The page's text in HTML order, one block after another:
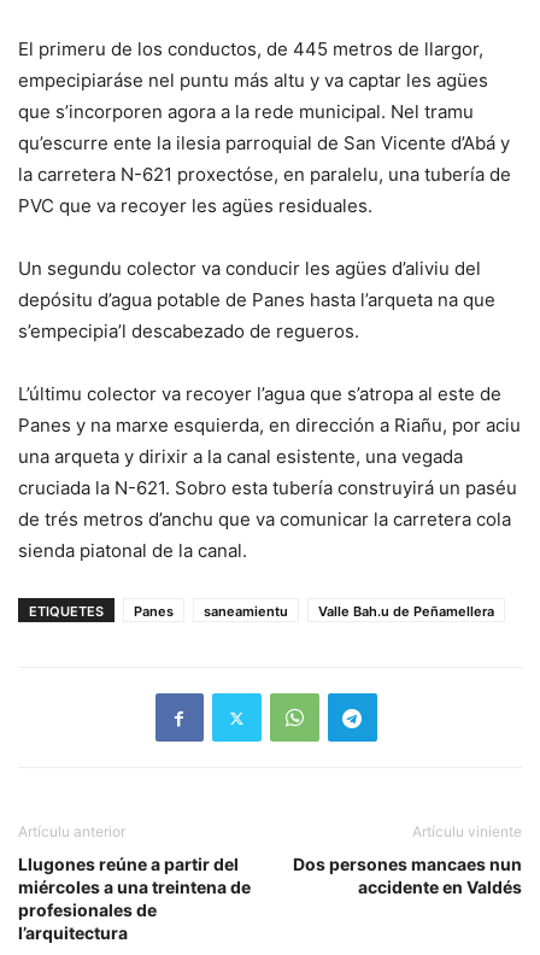
El primeru de los conductos, de 445 metros de llargor,
empecipiaráse nel puntu más altu y va captar les agües
que s’incorporen agora a la rede municipal. Nel tramu
qu’escurre ente la ilesia parroquial de San Vicente d’Abá y
la carretera N-621 proxectóse, en paralelu, una tubería de
PVC que va recoyer les agües residuales.
Un segundu colector va conducir les agües d’aliviu del
depósitu d’agua potable de Panes hasta l’arqueta na que
s’empecipia’l descabezado de regueros.
L’últimu colector va recoyer l’agua que s’atropa al este de
Panes y na marxe esquierda, en dirección a Riañu, por aciu
una arqueta y dirixir a la canal esistente, una vegada
cruciada la N-621. Sobro esta tubería construyirá un paséu
de trés metros d’anchu que va comunicar la carretera cola
sienda piatonal de la canal.
ETIQUETES Panes saneamientu Valle Bah.u de Peñamellera
Artículu anterior
Llugones reúne a partir del
miércoles a una treintena de
profesionales de
l’arquitectura
Artículu viniente
Dos persones mancaes nun
accidente en Valdés